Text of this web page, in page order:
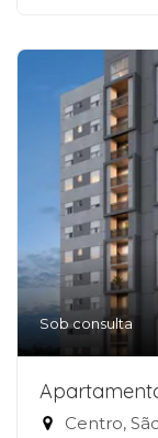
Sob consulta
Centro,